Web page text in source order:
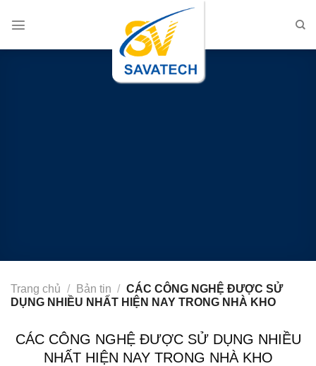
đến
Trang chủ / Bản tin / CÁC CÔNG NGHỆ ĐƯỢC SỬ
DỤNG NHIỀU NHẤT HIỆN NAY TRONG NHÀ KHO
CÁC CÔNG NGHỆ ĐƯỢC SỬ DỤNG NHIỀU
NHẤT HIỆN NAY TRONG NHÀ KHO